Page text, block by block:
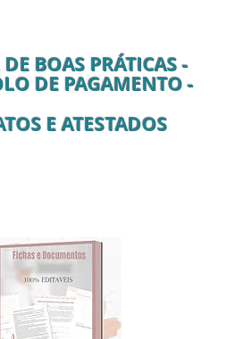
BOAS PRÁTICAS -
DE PAGAMENTO -
E ATESTADOS